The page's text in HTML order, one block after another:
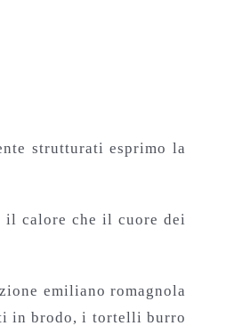
strutturati esprimo la
il calore che il cuore dei
emiliano romagnola
in brodo, i tortelli burro